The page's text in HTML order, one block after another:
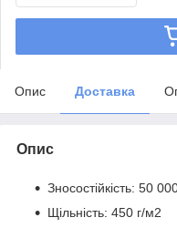
Опис Доставка
Опис
Зносостійкість: 50
Щільність: 450 г/м2